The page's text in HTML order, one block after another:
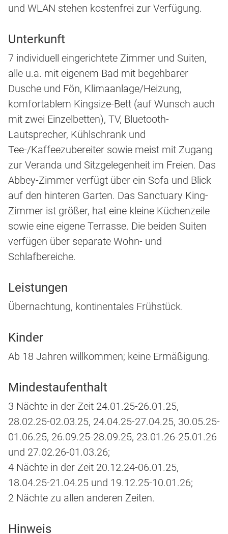
und WLAN stehen kostenfrei zur Verfügung.
Unterkunft
7 individuell eingerichtete Zimmer und Suiten,
alle u.a. mit eigenem Bad mit begehbarer
Dusche und Fön, Klimaanlage/Heizung,
komfortablem Kingsize-Bett (auf Wunsch auch
mit zwei Einzelbetten), TV, Bluetooth-
Lautsprecher, Kühlschrank und
Tee-/Kaffeezubereiter sowie meist mit Zugang
zur Veranda und Sitzgelegenheit im Freien. Das
Abbey-Zimmer verfügt über ein Sofa und Blick
auf den hinteren Garten. Das Sanctuary King-
Zimmer ist größer, hat eine kleine Küchenzeile
sowie eine eigene Terrasse. Die beiden Suiten
verfügen über separate Wohn- und
Schlafbereiche.
Leistungen
Übernachtung, kontinentales Frühstück.
Kinder
Ab 18 Jahren willkommen; keine Ermäßigung.
Mindestaufenthalt
3 Nächte in der Zeit 24.01.25-26.01.25,
28.02.25-02.03.25, 24.04.25-27.04.25, 30.05.25-
01.06.25, 26.09.25-28.09.25, 23.01.26-25.01.26
und 27.02.26-01.03.26;
4 Nächte in der Zeit 20.12.24-06.01.25,
18.04.25-21.04.25 und 19.12.25-10.01.26;
2 Nächte zu allen anderen Zeiten.
Hinweis